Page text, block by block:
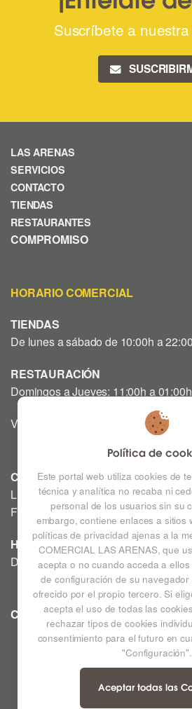
Suscríbete a
LAS ARENAS
SERVICIOS
CONTACTO
TIENDAS
RESTAURANTES
COMPROMISO
HORARIO COMERCIAL
TIENDAS
De lunes a sábado de 10:00h a
RESTAURACIÓN
Domingos a Jueves: 11:00h a 01:00h
Viernes y Sábado: 12:00h a 03:00h
CINE
Lunes a Domingo: Consultar
Festivos a consultar *
HIPERMERCADO
De lunes a sábado de 09:00h a
CC LAS ARENAS Ampliar mapa
Política de
Este portal web utiliza cookies de
técnica y analítica no recaba ni
personal de los usuarios sin su
embargo, contiene enlaces a sitios
políticas de privacidad ajenas a la
COMERCIAL LAS ARENAS, que
acepta o no cuando acceda a
de configuración de su
ofrecido por el propio tercero. Si
acepta el uso de todas las
rechazar tipos de cookies
consentimiento para el futuro en
"Configuración".
Aceptar todas las